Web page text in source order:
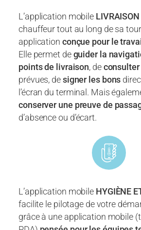
L’application mobile LIVRAISON
chauffeur tout au long de sa
application conçue pour le
Elle permet deguider la
points de livraison, deconsulter
prévues, designer les bons
l’écran du terminal. Mais
conserver une preuve de
d’absence ou d’écart.
L’application mobile HYGIÈNE
facilite le pilotage de votre
grâce à une application mobile